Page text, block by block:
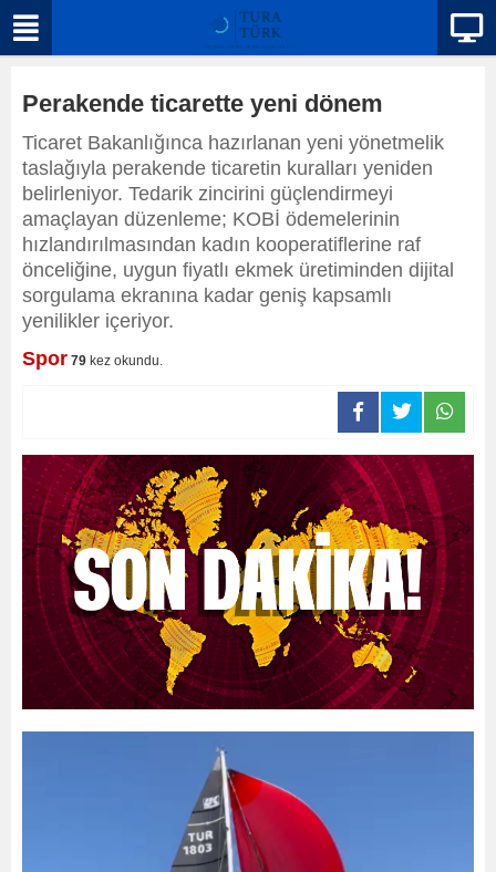
Perakende ticarette yeni dönem
Ticaret Bakanlığınca hazırlanan yeni yönetmelik
taslağıyla perakende ticaretin kuralları yeniden
belirleniyor. Tedarik zincirini güçlendirmeyi
amaçlayan düzenleme; KOBİ ödemelerinin
hızlandırılmasından kadın kooperatiflerine raf
önceliğine, uygun fiyatlı ekmek üretiminden dijital
sorgulama ekranına kadar geniş kapsamlı
yenilikler içeriyor.
Spor 79 kez okundu.